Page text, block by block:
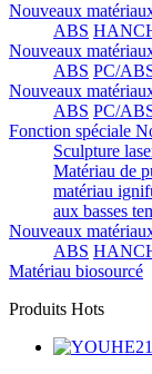
Nouveaux
ABS
Nouveaux
ABS PC/
Nouveaux
ABS PC/
Fonction spéciale
Sculpture
Matériau de
matériau
aux basses
Nouveaux
ABS
Matériau biosourcé
Produits Hots